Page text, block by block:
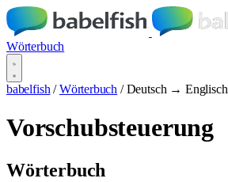
Wörterbuch
babelfish / Wörterbuch / Deutsch → Englisch
Vorschubsteuerung
Wörterbuch